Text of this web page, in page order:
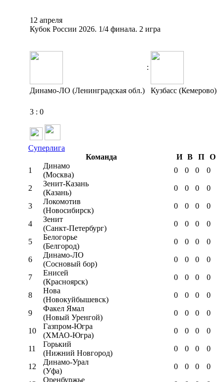
12 апреля
Кубок России 2026. 1/4 финала. 2 игра
:
Динамо-ЛО (Ленинградская обл.) Кузбасс (Кемерово)
3 : 0
Суперлига
Команда
И В П
О
1
Динамо
(Москва)
0 0 0 0
2
Зенит-Казань
(Казань)
0 0 0 0
3
Локомотив
(Новосибирск)
0 0 0 0
4
Зенит
(Санкт-Петербург)
0 0 0 0
5
Белогорье
(Белгород)
0 0 0 0
6
Динамо-ЛО
(Сосновый бор)
0 0 0 0
7
Енисей
(Красноярск)
0 0 0 0
8
Нова
(Новокуйбышевск)
0 0 0 0
9
Факел Ямал
(Новый Уренгой)
0 0 0 0
10
Газпром-Югра
(ХМАО-Югра)
0 0 0 0
11
Горький
(Нижний Новгород)
0 0 0 0
12
Динамо-Урал
(Уфа)
0 0 0 0
Оренбуржье